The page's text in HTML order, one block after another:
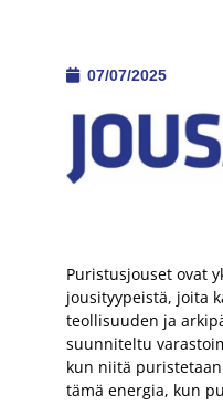
07/07/2025
Puristusjouset ovat
jousityypeistä, joita
teollisuuden ja
suunniteltu
kun niitä
tämä energia, kun